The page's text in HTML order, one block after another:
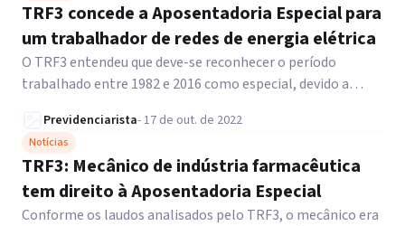
TRF3 concede a Aposentadoria Especial para
um trabalhador de redes de energia elétrica
O TRF3 entendeu que deve-se reconhecer o período
trabalhado entre 1982 e 2016 como especial, devido a
Previdenciarista-17 de out. de 2022
Notícias
TRF3: Mecânico de indústria farmacêutica
tem direito à Aposentadoria Especial
Conforme os laudos analisados pelo TRF3, o mecânico era